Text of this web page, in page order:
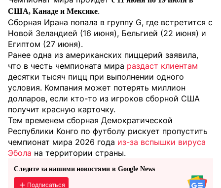
США, Канаде и Мексике.
Сборная Ирана попала в группу G, где встретится с
Новой Зеландией (16 июня), Бельгией (22 июня) и
Египтом (27 июня).
Ранее одна из американских пиццерий заявила,
что в честь чемпионата мира раздаст клиентам
десятки тысяч пицц при выполнении одного
условия. Компания может потерять миллион
долларов, если кто-то из игроков сборной США
получит красную карточку.
Тем временем сборная Демократической
Республики Конго по футболу рискует пропустить
чемпионат мира 2026 года из-за вспышки вируса
Эбола на территории страны.
Следите за нашими новостями в Google News
Подписаться